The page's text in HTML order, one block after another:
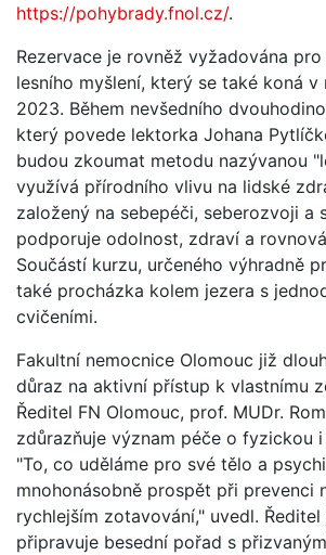
https://pohybrady.fnol.cz/.
Rezervace je rovněž vyžadována pro
lesního myšlení, který se také koná v
2023. Během nevšedního
který povede lektorka Johana
budou zkoumat metodu nazývanou
využívá přírodního vlivu na lidské
založený na sebepéči, seberozvoji a
podporuje odolnost, zdraví a
Součástí kurzu, určeného výhradně
také procházka kolem jezera s
cvičeními.
Fakultní nemocnice Olomouc již
důraz na aktivní přístup k vlastnímu
Ředitel FN Olomouc, prof. MUDr.
zdůrazňuje význam péče o fyzickou
"To, co uděláme pro své tělo a
mnohonásobně prospět při prevenci
rychlejším zotavování," uvedl.
připravuje besední pořad s